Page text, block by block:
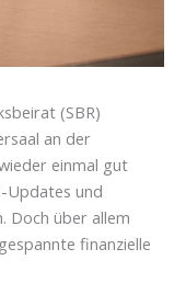
(SBR)
an der
einmal gut
Updates und
Doch über allem
finanzielle